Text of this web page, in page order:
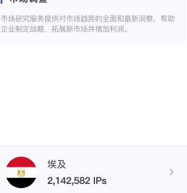
市场研究服务提供对市场趋势的全面和最新洞察，帮助
企业制定战略、拓展新市场并增加利润。
埃及
2,142,582 IPs